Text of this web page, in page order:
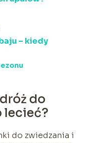
– kiedy
do
lecieć?
do zwiedzania i